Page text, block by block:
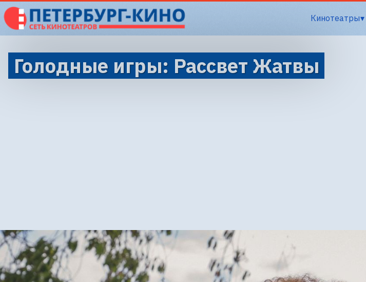
Кинотеатры
Голодные игры: Рассвет Жатвы